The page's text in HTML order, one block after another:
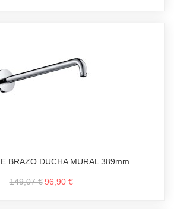
BRAZO DUCHA MURAL 389mm
149,07 € 96,90 €